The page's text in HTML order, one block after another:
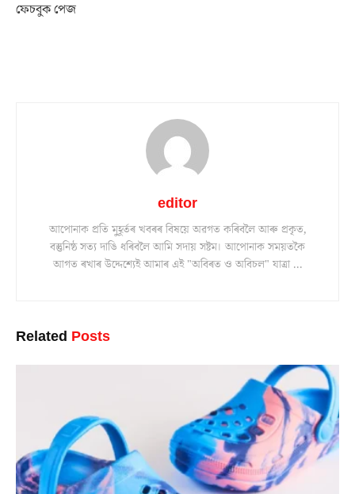
ফেচবুক পেজ
editor
আপোনাক প্ৰতি মুহূৰ্তৰ খবৰৰ বিষয়ে অৱগত কৰিবলৈ আৰু প্ৰকৃত,
বস্তুনিষ্ঠ সত্য দাঙি ধৰিবলৈ আমি সদায় সষ্টম। আপোনাক সময়তকৈ
আগত ৰখাৰ উদ্দেশ্যেই আমাৰ এই "অবিৰত ও অবিচল" যাত্ৰা ...
Related Posts